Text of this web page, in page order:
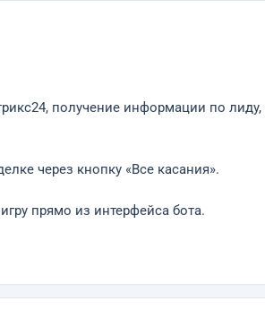
получение информации по лиду,
через кнопку «Все касания».
прямо из интерфейса бота.